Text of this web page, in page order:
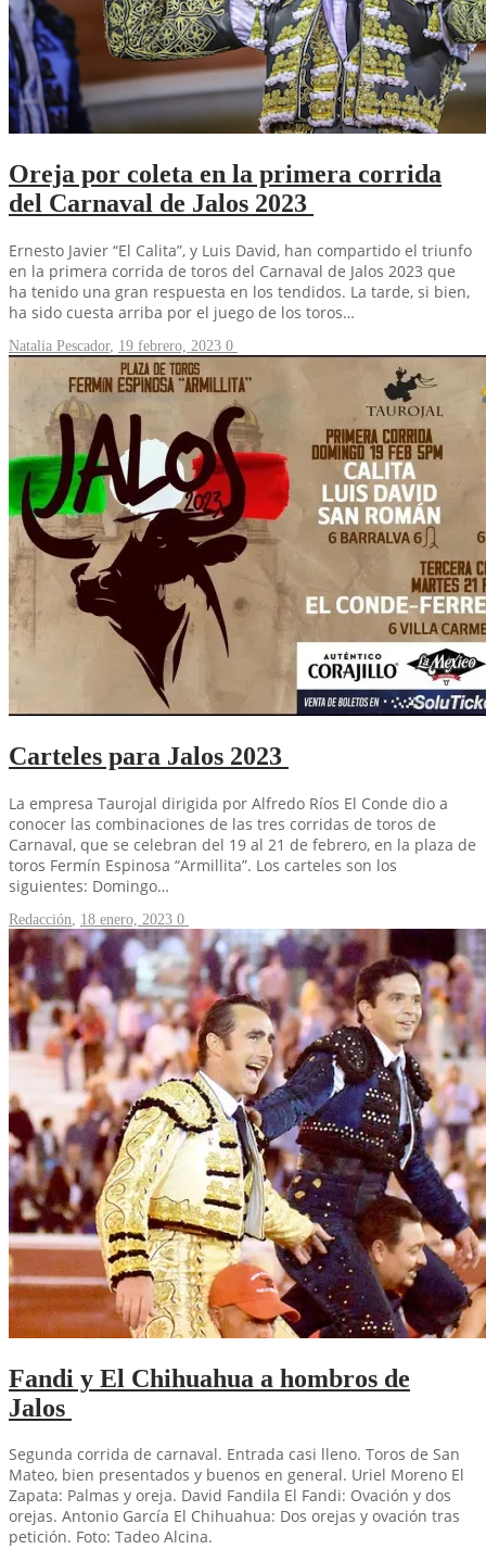
Oreja por coleta en la primera corrida
del Carnaval de Jalos 2023
Ernesto Javier “El Calita”, y Luis David, han compartido el triunfo
en la primera corrida de toros del Carnaval de Jalos 2023 que
ha tenido una gran respuesta en los tendidos. La tarde, si bien,
ha sido cuesta arriba por el juego de los toros…
Natalia Pescador, 19 febrero, 2023 0
Carteles para Jalos 2023
La empresa Taurojal dirigida por Alfredo Ríos El Conde dio a
conocer las combinaciones de las tres corridas de toros de
Carnaval, que se celebran del 19 al 21 de febrero, en la plaza de
toros Fermín Espinosa “Armillita”. Los carteles son los
siguientes: Domingo…
Redacción 18 enero, 2023 0
Fandi y El Chihuahua a hombros de
Jalos
Segunda corrida de carnaval. Entrada casi lleno. Toros de San
Mateo, bien presentados y buenos en general. Uriel Moreno El
Zapata: Palmas y oreja. David Fandila El Fandi: Ovación y dos
orejas. Antonio García El Chihuahua: Dos orejas y ovación tras
petición. Foto: Tadeo Alcina.